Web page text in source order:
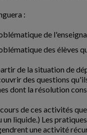
:
de
des élèves
de la situation de
des questions
dont la résolution
de ces activités
un liquide.) Les
une activité